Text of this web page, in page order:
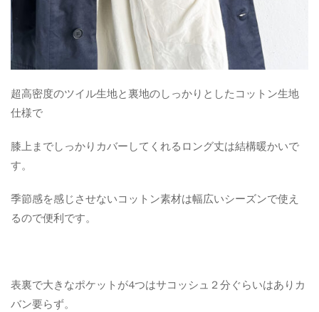
超高密度のツイル生地と裏地のしっかりとしたコットン生地
仕様で
膝上までしっかりカバーしてくれるロング丈は結構暖かいで
す。
季節感を感じさせないコットン素材は幅広いシーズンで使え
るので便利です。
表裏で大きなポケットが4つはサコッシュ２分ぐらいはありカ
バン要らず。